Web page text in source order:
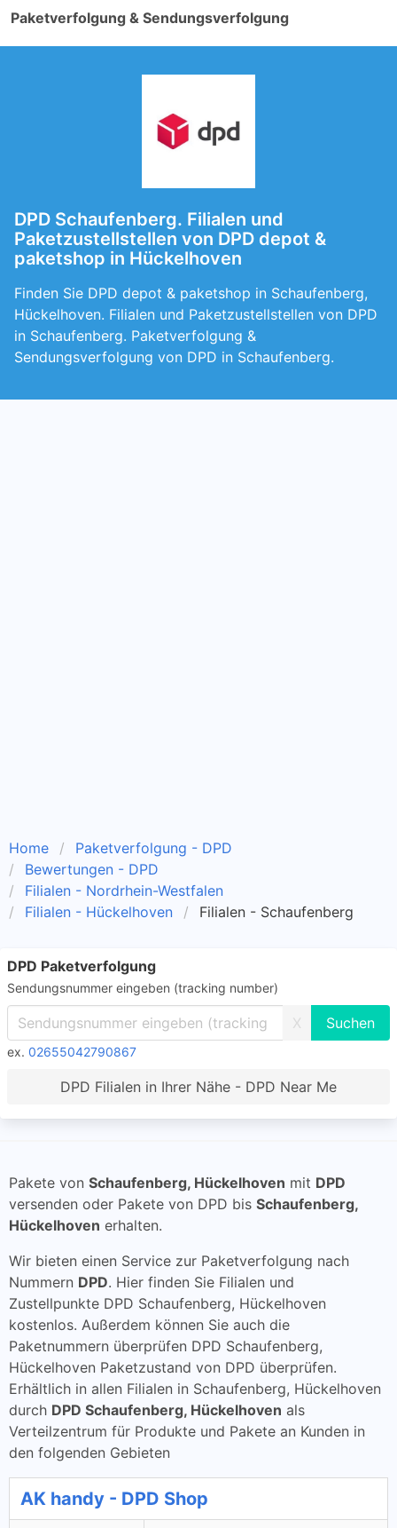
Paketverfolgung & Sendungsverfolgung
DPD Schaufenberg. Filialen und
Paketzustellstellen von DPD depot &
paketshop in Hückelhoven
Finden Sie DPD depot & paketshop in Schaufenberg,
Hückelhoven. Filialen und Paketzustellstellen von DPD
in Schaufenberg. Paketverfolgung &
Sendungsverfolgung von DPD in Schaufenberg.
Home
Paketverfolgung - DPD
Bewertungen - DPD
Filialen - Nordrhein-Westfalen
Filialen - Hückelhoven
Filialen - Schaufenberg
DPD Paketverfolgung
Sendungsnummer eingeben (tracking number)
X
ex. 02655042790867
DPD Filialen in Ihrer Nähe - DPD Near Me
Pakete von Schaufenberg, Hückelhoven mit DPD
versenden oder Pakete von DPD bis Schaufenberg,
Hückelhoven erhalten.
Wir bieten einen Service zur Paketverfolgung nach
Nummern DPD. Hier finden Sie Filialen und
Zustellpunkte DPD Schaufenberg, Hückelhoven
kostenlos. Außerdem können Sie auch die
Paketnummern überprüfen DPD Schaufenberg,
Hückelhoven Paketzustand von DPD überprüfen.
Erhältlich in allen Filialen in Schaufenberg, Hückelhoven
durch DPD Schaufenberg, Hückelhoven als
Verteilzentrum für Produkte und Pakete an Kunden in
den folgenden Gebieten
AK handy - DPD Shop